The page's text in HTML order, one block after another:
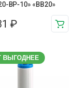
BP-10» «BB20»
₽
ВЫГОДНЕЕ